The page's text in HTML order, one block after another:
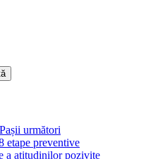
următori
etape preventive
a atitudinilor pozivite